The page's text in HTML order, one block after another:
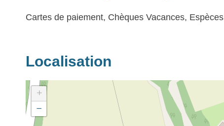
Cartes de paiement, Chèques Vacances, Espèces
Localisation
+
−